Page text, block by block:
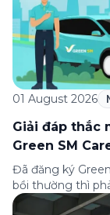
01 August 2026
Giải đáp thắc
Green SM
hỗ trợ
Đã đăng ký
bồi thường thì
nhận bảo hiểm